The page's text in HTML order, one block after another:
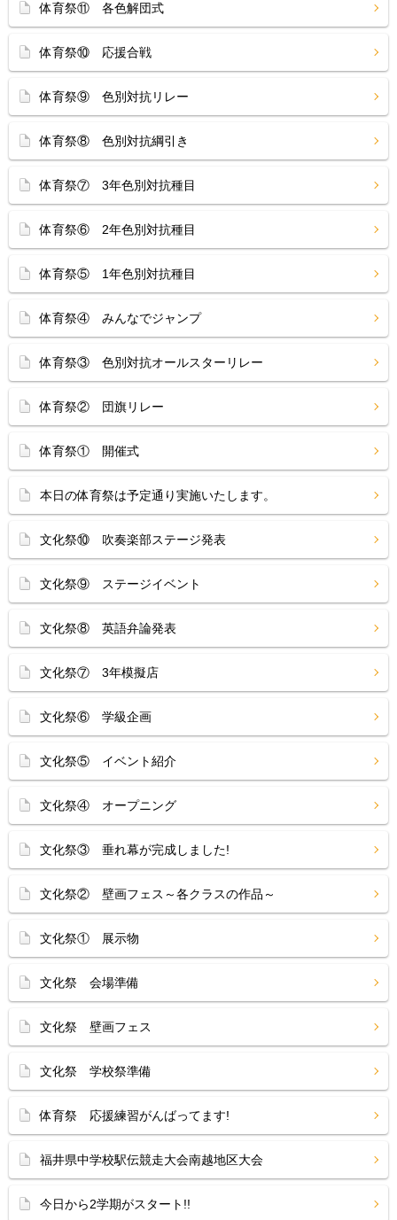
体育祭⑪ 各色解団式
体育祭⑩ 応援合戦
体育祭⑨ 色別対抗リレー
体育祭⑧ 色別対抗綱引き
体育祭⑦ 3年色別対抗種目
体育祭⑥ 2年色別対抗種目
体育祭⑤ 1年色別対抗種目
体育祭④ みんなでジャンプ
体育祭③ 色別対抗オールスターリレー
体育祭② 団旗リレー
体育祭① 開催式
本日の体育祭は予定通り実施いたします。
文化祭⑩ 吹奏楽部ステージ発表
文化祭⑨ ステージイベント
文化祭⑧ 英語弁論発表
文化祭⑦ 3年模擬店
文化祭⑥ 学級企画
文化祭⑤ イベント紹介
文化祭④ オープニング
文化祭③ 垂れ幕が完成しました!
文化祭② 壁画フェス～各クラスの作品～
文化祭① 展示物
文化祭 会場準備
文化祭 壁画フェス
文化祭 学校祭準備
体育祭 応援練習がんばってます!
福井県中学校駅伝競走大会南越地区大会
今日から2学期がスタート!!